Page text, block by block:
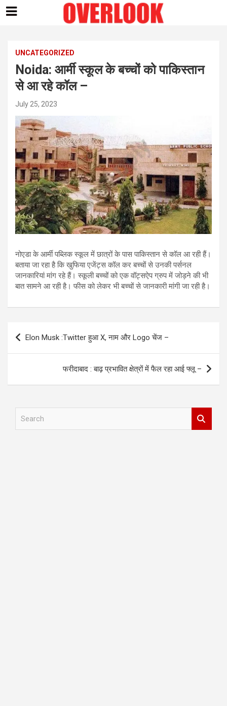
contentUNCATEGORIZED
Noida: आर्मी स्कूल के बच्चों को पाकिस्तान
से आ रहे कॉल –
July 25, 2023
नोएडा के आर्मी पब्लिक स्कूल में छात्रों के पास पाकिस्तान से कॉल आ रही हैं।
बताया जा रहा है कि खुफिया एजेंट्स कॉल कर बच्चों से उनकी पर्सनल
जानकारियां मांग रहे हैं। स्कूली बच्चों को एक वॉट्सऐप ग्रुप में जोड़ने की भी
बात सामने आ रही है। फीस को लेकर भी बच्चों से जानकारी मांगी जा रही है।
Post
navigation
Elon Musk :Twitter हुआ X, नाम और Logo चेंज –
फरीदाबाद : बाढ़ प्रभावित क्षेत्रों में फैल रहा आई फ्लू –